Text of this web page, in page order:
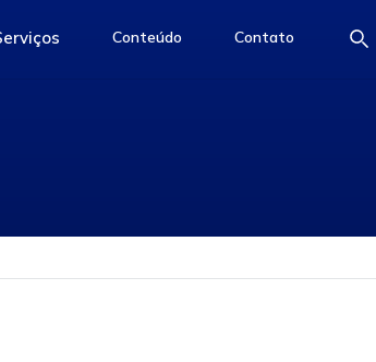
the-page access-the-page
Conteúdo access-the-page
Contato